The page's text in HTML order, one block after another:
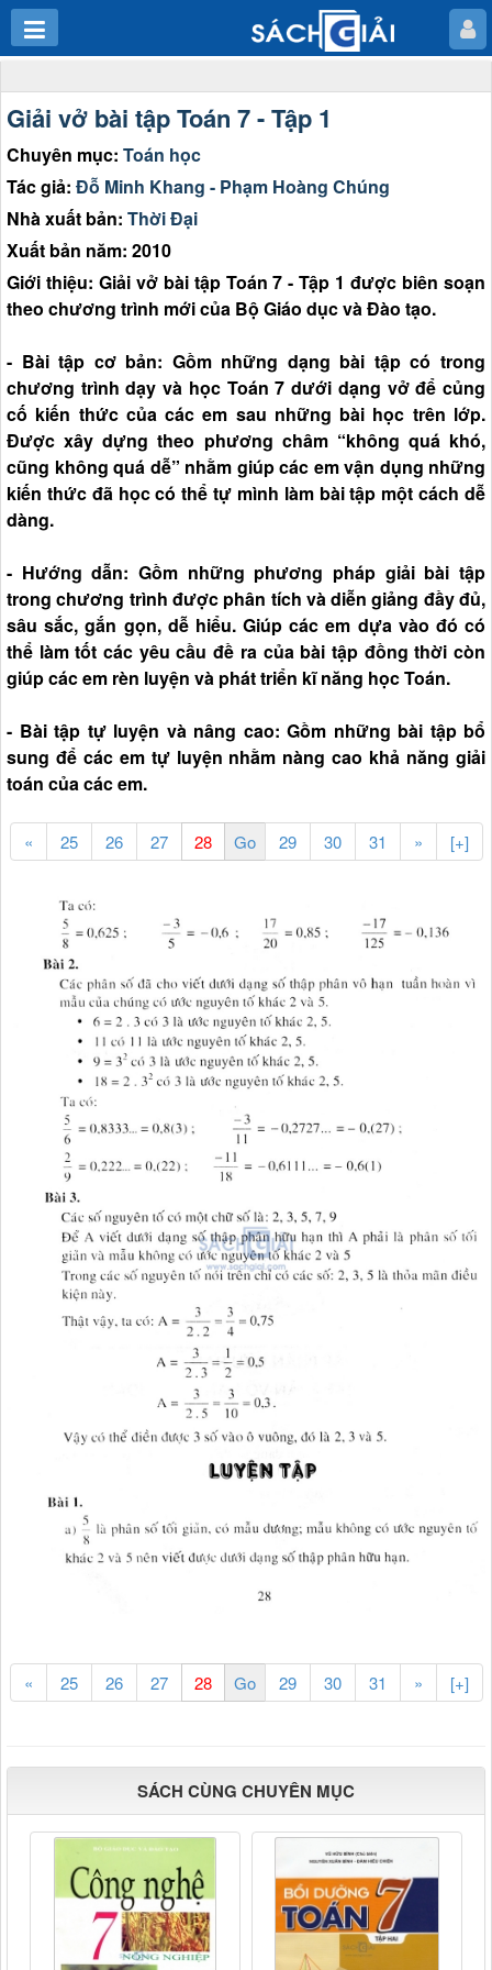
Giải vở bài tập Toán 7 - Tập 1
Chuyên mục: Toán học
Tác giả: Đỗ Minh Khang - Phạm Hoàng Chúng
Nhà xuất bản: Thời Đại
Xuất bản năm: 2010
Giới thiệu: Giải vở bài tập Toán 7 - Tập 1 được biên soạn
theo chương trình mới của Bộ Giáo dục và Đào tạo.
- Bài tập cơ bản: Gồm những dạng bài tập có trong
chương trình dạy và học Toán 7 dưới dạng vở để củng
cố kiến thức của các em sau những bài học trên lớp.
Được xây dựng theo phương châm “không quá khó,
cũng không quá dễ” nhằm giúp các em vận dụng những
kiến thức đã học có thể tự mình làm bài tập một cách dễ
dàng.
- Hướng dẫn: Gồm những phương pháp giải bài tập
trong chương trình được phân tích và diễn giảng đầy đủ,
sâu sắc, gắn gọn, dễ hiểu. Giúp các em dựa vào đó có
thể làm tốt các yêu cầu đề ra của bài tập đồng thời còn
giúp các em rèn luyện và phát triển kĩ năng học Toán.
- Bài tập tự luyện và nâng cao: Gồm những bài tập bổ
sung để các em tự luyện nhằm nàng cao khả năng giải
toán của các em.
« 25 26 27 29 30 31 » [+]
« 25 26 27 29 30 31 » [+]
SÁCH CÙNG CHUYÊN MỤC